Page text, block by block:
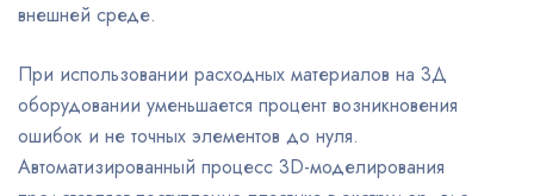
внешней среде.
При использовании расходных материалов на 3Д
оборудовании уменьшается процент возникновения
ошибок и не точных элементов до нуля.
Автоматизированный процесс 3D-моделирования